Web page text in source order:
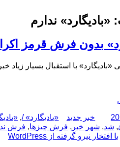
«بادیگارد» ندارم
بدون فرش قرمز
«بادیگارد» با استقبال بسیار
نویسنده
دسته‌ها
خبر جدید برچسب‌ها
«بادیگارد» /,
, شد, شهر خبر , فرش چیزها, فرش
با افتخار نیرو گرفته از WordPress